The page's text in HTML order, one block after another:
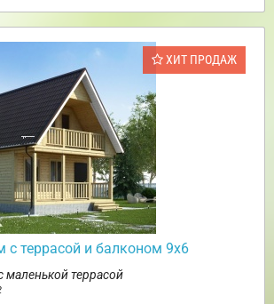
ХИТ ПРОДАЖ
с террасой и балконом 9х6
маленькой террасой